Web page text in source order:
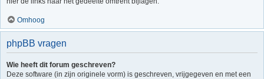
Omhoog
phpBB vragen
Wie heeft dit forum geschreven?
Deze software (in zijn originele vorm) is geschreven, vrijgegeven en met een